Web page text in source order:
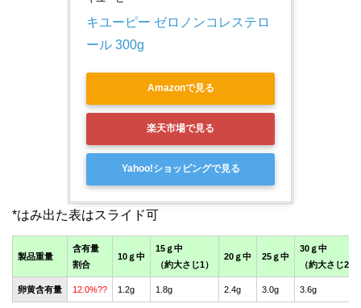
キユーピー ゼロノンコレステロ
ール 300g
Amazonで見る
楽天市場で見る
Yahoo!ショッピングで見る
製品重量
含有量
割合
10ｇ中
15ｇ中
（約大さじ1）
20ｇ中 25ｇ中
30ｇ中
（約大さじ2）
卵黄含有量 12.0%?? 1.2g 1.8g 2.4g 3.0g 3.6g